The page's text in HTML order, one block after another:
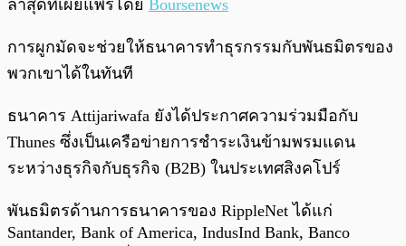
ล่าสุดที่เผยแพร่โดย Boursenews
การผูกมัดจะช่วยให้ธนาคารทำธุรกรรมกับพันธมิตรของ
พวกเขาได้ในทันที
ธนาคาร Attijariwafa ยังได้ประกาศความร่วมมือกับ
Thunes ซึ่งเป็นเครือข่ายการชำระเงินข้ามพรมแดน
ระหว่างธุรกิจกับธุรกิจ (B2B) ในประเทศสิงคโปร์
พันธมิตรด้านการธนาคารของ RippleNet ได้แก่
Santander, Bank of America, IndusInd Bank, Banco